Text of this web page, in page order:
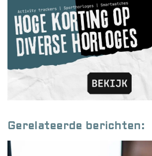
Gerelateerde berichten: